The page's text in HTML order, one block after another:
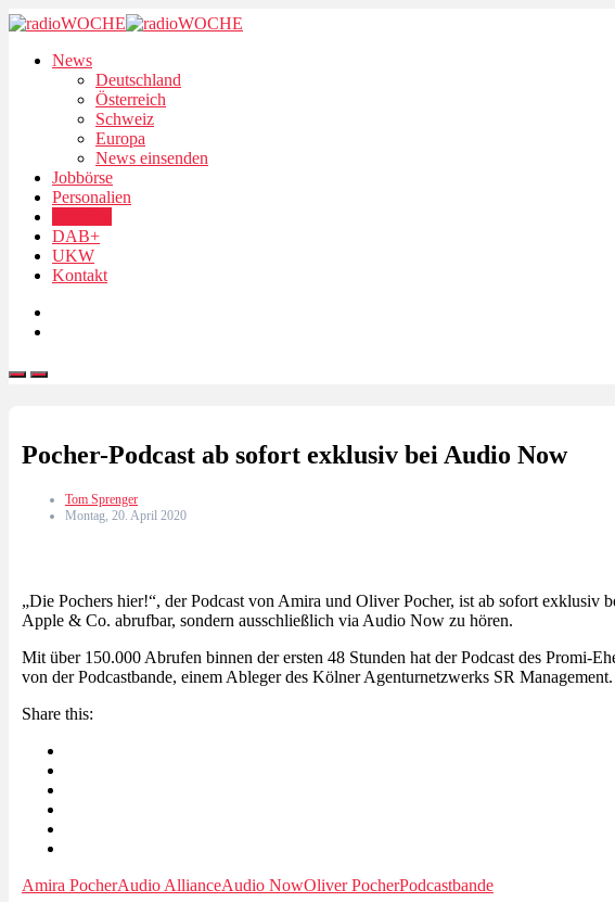
News
Deutschland
Österreich
Schweiz
Europa
News einsenden
Jobbörse
Personalien
DAB+
UKW
Kontakt
Pocher-Podcast ab sofort exklusiv bei Audio Now
Tom Sprenger
Montag, 20. April 2020
„Die Pochers hier!“, der Podcast von Amira und Oliver Pocher, ist ab sofort
Apple & Co. abrufbar, sondern ausschließlich via Audio Now zu hören.
Mit über 150.000 Abrufen binnen der ersten 48 Stunden hat der Podcast des Promi-
von der Podcastbande, einem Ableger des Kölner Agenturnetzwerks SR Management.
Share this:
Amira PocherAudio AllianceAudio NowOliver PocherPodcastbande